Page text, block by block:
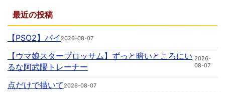
最近の投稿
【PSO2】パイ 2026-08-07
【ウマ娘スターブロッサム】ずっと暗いところにい
るな阿武隈トレーナー
2026-
08-07
点だけで描いて2026-08-07